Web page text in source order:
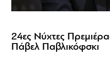
24ες Νύχτες
Πάβελ Παβλικόφσκι